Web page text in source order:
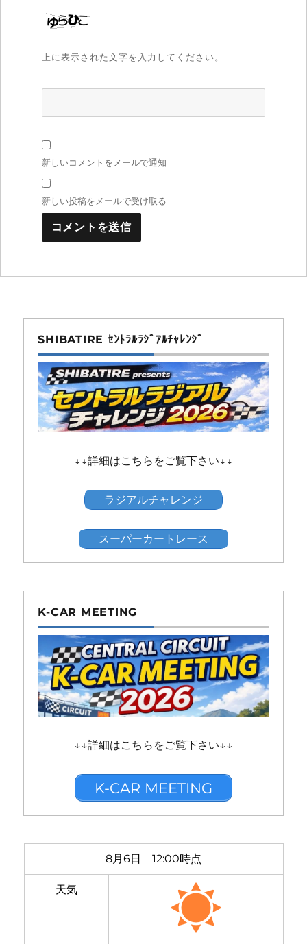
上に表示された文字を入力してください。
新しいコメントをメールで通知
新しい投稿をメールで受け取る
SHIBATIRE ｾﾝﾄﾗﾙﾗｼﾞｱﾙﾁｬﾚﾝｼﾞ
↓↓詳細はこちらをご覧下さい↓↓
ラジアルチャレンジ
スーパーカートレース
K-CAR MEETING
↓↓詳細はこちらをご覧下さい↓↓
K-CAR MEETING
8月6日 12:00時点
天気